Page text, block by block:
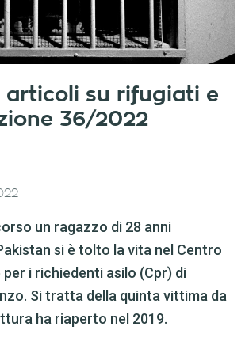
articoli su rifugiati e
36/2022
un ragazzo di 28 anni
si è tolto la vita nel Centro
i richiedenti asilo (Cpr) di
Si tratta della quinta vittima da
ha riaperto nel 2019.